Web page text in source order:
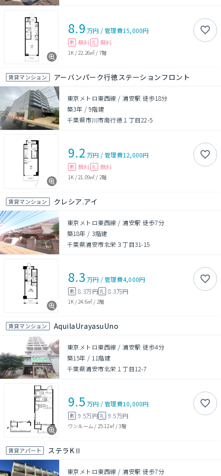
8.9 万円 /管理費15,000円
敷 無料 礼 無料
1K / 22.26㎡ / 7階
賃貸マンション アーバンパーク行徳ステーションフロント
東京メトロ東西線 / 浦安駅 徒歩18分
築3年 / 9階建
千葉県市川市南行徳１丁目22-5
9.2 万円 /管理費12,000円
敷 無料 礼 無料
1K / 21.09㎡ / 2階
賃貸マンション クレシア.アイ
東京メトロ東西線 / 浦安駅 徒歩7分
築18年 / 3階建
千葉県浦安市北栄３丁目31-15
8.3 万円 /管理費4,000円
敷 8.3万円礼 8.3万円
1K / 24.6㎡ / 2階
賃貸マンション AquilaUrayasuUno
東京メトロ東西線 / 浦安駅 徒歩4分
築15年 / 11階建
千葉県浦安市北栄１丁目12-7
9.5 万円 /管理費10,000円
敷 9.5万円礼 9.5万円
ワンルーム / 25.12㎡/3階
賃貸アパート ステラKⅡ
東京メトロ東西線 / 浦安駅 徒歩7分